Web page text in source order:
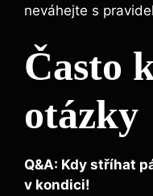
neváhejte s
Často
otázky
Q&A: Kdy stříhat
v kondici!